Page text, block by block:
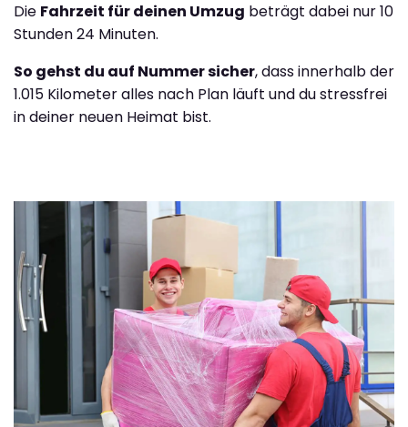
Die Fahrzeit für deinen Umzug beträgt dabei nur 10
Stunden 24 Minuten.
So gehst du auf Nummer sicher, dass innerhalb der
1.015 Kilometer alles nach Plan läuft und du stressfrei
in deiner neuen Heimat bist.